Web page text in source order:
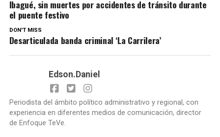
Ibagué, sin muertes por accidentes de tránsito durante
el puente festivo
DON'T MISS
Desarticulada banda criminal ‘La Carrilera’
Edson.Daniel
Periodista del ámbito político administrativo y regional, con
experiencia en diferentes medios de comunicación, director
de Enfoque TeVe.